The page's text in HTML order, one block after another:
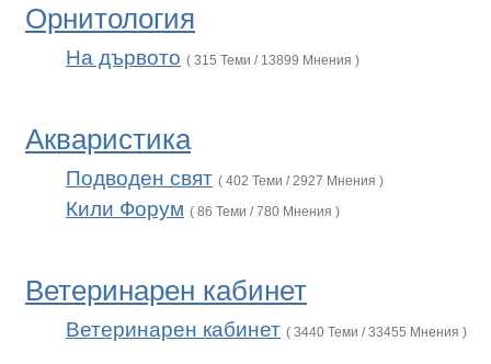
Орнитология
На дървото ( 315 Теми / 13899 Мнения )
Акваристика
Подводен свят ( 402 Теми / 2927 Мнения )
Кили Форум ( 86 Теми / 780 Мнения )
Ветеринарен кабинет
Ветеринарен кабинет ( 3440 Теми / 33455 Мнения )